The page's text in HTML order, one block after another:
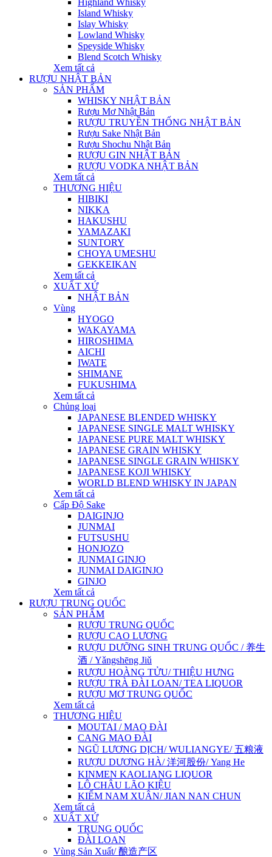
Highland Whisky
Island Whisky
Islay Whisky
Lowland Whisky
Speyside Whisky
Blend Scotch Whisky
Xem tất cả
RƯỢU NHẬT BẢN
SẢN PHẨM
WHISKY NHẬT BẢN
Rượu Mơ Nhật Bản
RƯỢU TRUYỀN THỐNG NHẬT BẢN
Rượu Sake Nhật Bản
Rượu Shochu Nhật Bản
RƯỢU GIN NHẬT BẢN
RƯỢU VODKA NHẬT BẢN
Xem tất cả
THƯƠNG HIỆU
HIBIKI
NIKKA
HAKUSHU
YAMAZAKI
SUNTORY
CHOYA UMESHU
GEKKEIKAN
Xem tất cả
XUẤT XỨ
NHẬT BẢN
Vùng
HYOGO
WAKAYAMA
HIROSHIMA
AICHI
IWATE
SHIMANE
FUKUSHIMA
Xem tất cả
Chủng loại
JAPANESE BLENDED WHISKY
JAPANESE SINGLE MALT WHISKY
JAPANESE PURE MALT WHISKY
JAPANESE GRAIN WHISKY
JAPANESE SINGLE GRAIN WHISKY
JAPANESE KOJI WHISKY
WORLD BLEND WHISKY IN JAPAN
Xem tất cả
Cấp Độ Sake
DAIGINJO
JUNMAI
FUTSUSHU
HONJOZO
JUNMAI GINJO
JUNMAI DAIGINJO
GINJO
Xem tất cả
RƯỢU TRUNG QUỐC
SẢN PHẨM
RƯỢU TRUNG QUỐC
RƯỢU CAO LƯƠNG
RƯỢU DƯỠNG SINH TRUNG QUỐC / 养生
酒 / Yǎngshēng Jiǔ
RƯỢU HOÀNG TỬU/ THIỆU HƯNG
RƯỢU TRÀ ĐÀI LOAN/ TEA LIQUOR
RƯỢU MƠ TRUNG QUỐC
Xem tất cả
THƯƠNG HIỆU
MOUTAI / MAO ĐÀI
CANG MAO ĐÀI
NGŨ LƯƠNG DỊCH/ WULIANGYE/ 五粮液
RƯỢU DƯƠNG HÀ/ 洋河股份/ Yang He
KINMEN KAOLIANG LIQUOR
LÔ CHÂU LÃO KIỆU
KIẾM NAM XUÂN/ JIAN NAN CHUN
Xem tất cả
XUẤT XỨ
TRUNG QUỐC
ĐÀI LOAN
Vùng Sản Xuất/ 酿造产区